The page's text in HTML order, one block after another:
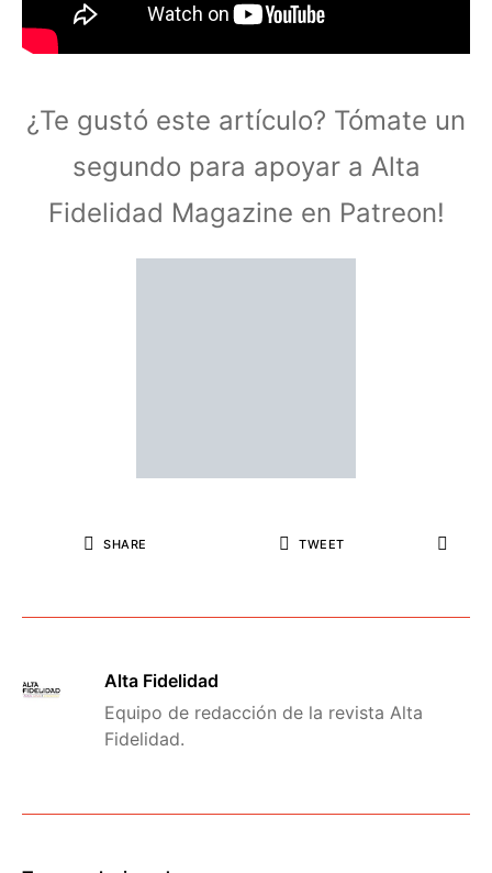
¿Te gustó este artículo? Tómate un
segundo para apoyar a Alta
Fidelidad Magazine en Patreon!
SHARE TWEET
Alta Fidelidad
Equipo de redacción de la revista Alta
Fidelidad.